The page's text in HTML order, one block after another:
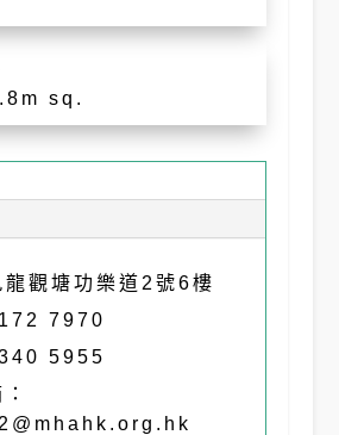
sq.
龍觀塘功樂道2號6樓
7970
5955